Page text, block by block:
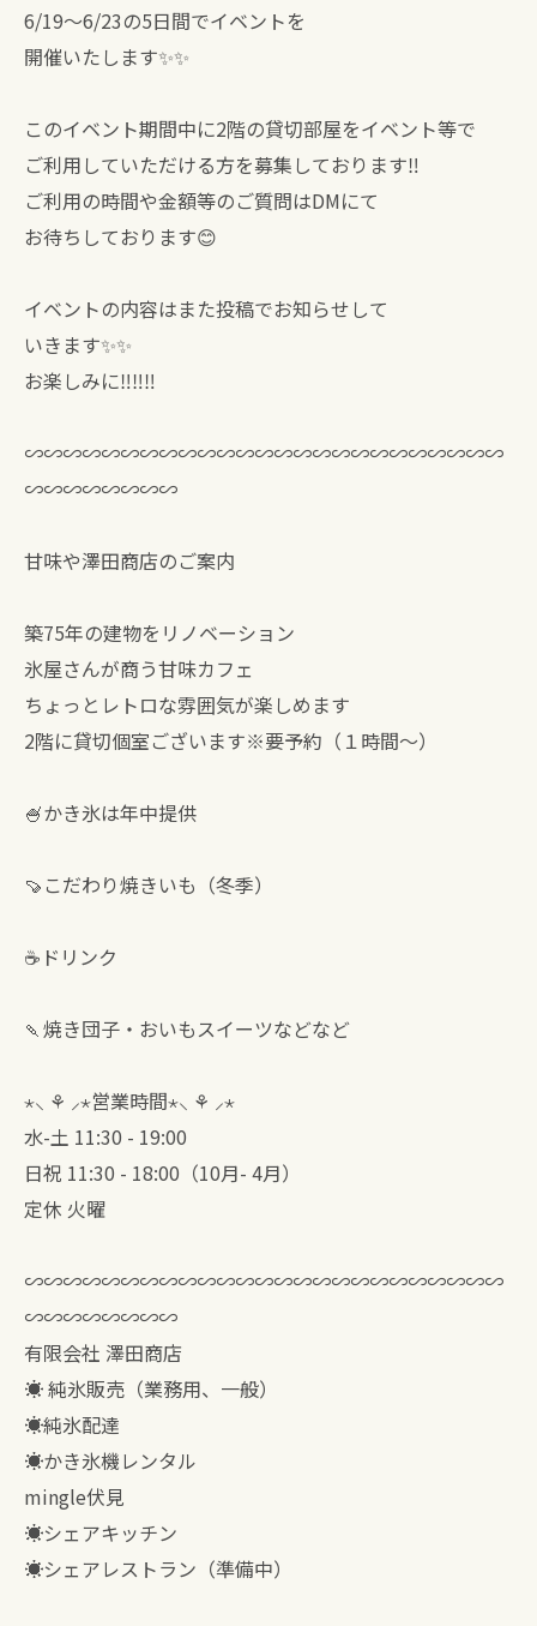
6/19〜6/23の5日間でイベントを
開催いたします✨✨
このイベント期間中に2階の貸切部屋をイベント等で
ご利用していただける方を募集しております‼︎
ご利用の時間や金額等のご質問はDMにて
お待ちしております😊
イベントの内容はまた投稿でお知らせして
いきます✨✨
お楽しみに‼︎‼︎‼︎
∽∽∽∽∽∽∽∽∽∽∽∽∽∽∽∽∽∽∽∽∽∽∽∽∽
∽∽∽∽∽∽∽∽
甘味や澤田商店のご案内
築75年の建物をリノベーション
氷屋さんが商う甘味カフェ
ちょっとレトロな雰囲気が楽しめます
2階に貸切個室ございます※要予約（１時間〜）
🍧かき氷は年中提供
🍠こだわり焼きいも（冬季）
☕️ドリンク
🍡焼き団子・おいもスイーツなどなど
⋆⸜ ⚘ ⸝⋆営業時間⋆⸜ ⚘ ⸝⋆
水-土 11:30 - 19:00
日祝 11:30 - 18:00（10月- 4月）
定休 火曜
∽∽∽∽∽∽∽∽∽∽∽∽∽∽∽∽∽∽∽∽∽∽∽∽∽
∽∽∽∽∽∽∽∽
有限会社 澤田商店
☀︎ 純氷販売（業務用、一般）
☀︎純氷配達
☀︎かき氷機レンタル
mingle伏見
☀︎シェアキッチン
☀︎シェアレストラン（準備中）